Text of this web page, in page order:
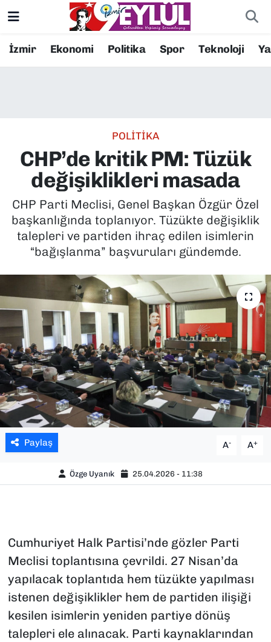
İzmir Ekonomi Politika Spor Teknoloji
POLİTİKA
CHP’de kritik PM: Tüzük
değişiklikleri masada
CHP Parti Meclisi, Genel Başkan Özgür Özel
başkanlığında toplanıyor. Tüzükte değişiklik
talepleri ve partiden ihraç edilen isimlerin
“bağışlanma” başvuruları gündemde.
Paylaş A- A+
Özge Uyanık 25.04.2026 - 11:38
Cumhuriyet Halk Partisi’nde gözler Parti
Meclisi toplantısına çevrildi. 27 Nisan’da
yapılacak toplantıda hem tüzükte yapılması
istenen değişiklikler hem de partiden ilişiği
kesilen isimlerin yeniden partiye dönüş
talepleri ele alınacak. Parti kaynaklarından
Resmi İlanlar
EKONOMİ
KÜLTÜR SANAT
MAGAZİN
SAĞLIK
SPOR
TEKNOLOJİ
YAŞAM
YEREL YÖNETİMLER
Konak Nöbetçi Eczaneler
Süper Lig Puan Durumu ve Fikstür
Tüm Manşetler
Son Dakika Haberleri
Haber Arşivi